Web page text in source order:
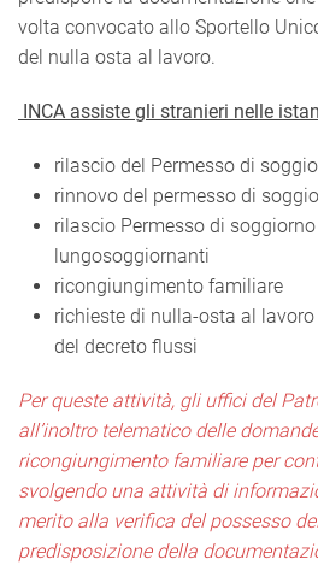
volta convocato allo Sportello
del nulla osta al lavoro.
INCA assiste gli stranieri nelle
rilascio del Permesso di
rinnovo del permesso di
rilascio Permesso di soggiorno
lungosoggiornanti
ricongiungimento familiare
richieste di nulla-osta al
del decreto flussi
Per queste attività, gli uffici del
all’inoltro telematico delle
ricongiungimento familiare per
svolgendo una attività di
merito alla verifica del possesso
predisposizione della